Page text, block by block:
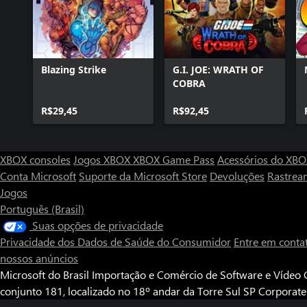
Capcom Arcade 2nd Stadium: Last Duel
Capcom Arcade 2nd Stadium: Rally 2011 LED
Storm
Capcom Arcade 2nd Stadium: A.K.A Magic
Sword
Capcom Arcade 2nd Stadium: A.K.A Block
Block
Capcom Arcade 2nd Stadium: A.K.A Knights of
Capcom Arcade 2nd Stadium: Night Warriors:
Darkstalkers' Revenge
Fighter II Turbo
Capcom Arcade 2nd Stadium: Mega Man 2:
The Power Fighters
Capcom Arcade 2nd Stadium: A.K.A Vampire
Savior: The Lord of Vampire
Capcom Arcade 2nd Stadium: Capcom Sports
Blazing Strike
R$29,45
G.I. JOE: WRATH OF
COBRA
R$92,45
XBOX consoles Jogos XBOXXBOX Game Pass Acessórios do
Conta Microsoft Suporte da Microsoft Store Devoluções
Jogos
Português (Brasil)
Suas opções de privacidade
Privacidade dos Dados de Saúde do Consumidor Entre em
nossos anúncios
Microsoft do Brasil Importação e Comércio de Software e Vídeo
conjunto 181, localizado no 18º andar da Torre Sul SP